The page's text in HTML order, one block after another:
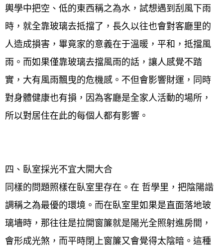
輿學中把空、低的東西稱之為水，試想遇到刮風下雨
時，就全靠玻璃去抵擋了，長久以往也會對客廳里的
人造成損害，畢竟家的意義在于溫暖，平和，抵擋風
雨。而如果僅靠玻璃去擋風雨的話，讓人感覺不踏
實，大有風雨飄曳的危機感。不但會影響財運，同時
對身體健康也有損，因為客廳是全家人活動的場所，
所以對居住在此的每個人都有影響。
四、臥室採光不宜大開大合
同樣的問題照樣在臥室里存在。在 哲學里，把陰陽諧
調稱之為最優的環境。而在臥室里如果是直面落地玻
璃墻時，那往往是拉開窗簾就是陽光全照射進房間，
會形成光煞，而平時閉上窗簾又會覺得太陰暗。這種